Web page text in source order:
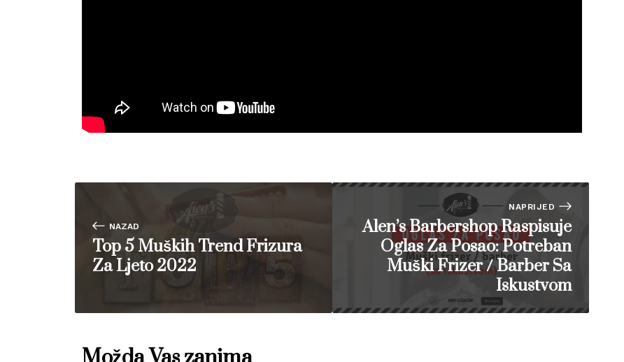
NAZAD
Top 5 Muških Trend Frizura
Za Ljeto 2022
NAPRIJED
Alen’s Barbershop Raspisuje
Oglas Za Posao: Potreban
Muški Frizer / Barber Sa
Iskustvom